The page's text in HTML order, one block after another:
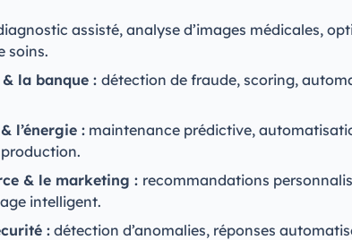
assisté, analyse d’images médicales,
soins.
la banque : détection de fraude, scoring,
l’énergie :maintenance prédictive,
& le marketing : recommandations
intelligent.
:détection d’anomalies, réponses